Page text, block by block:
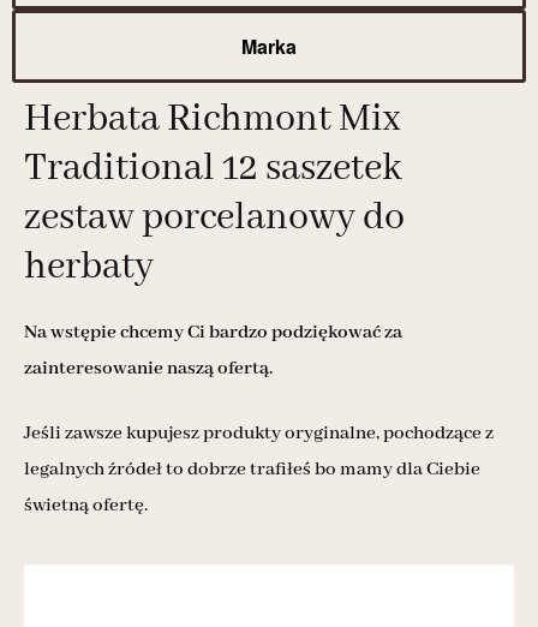
Marka
Herbata Richmont Mix
Traditional 12 saszetek
zestaw porcelanowy do
herbaty
Na wstępie chcemy Ci bardzo podziękować za
zainteresowanie naszą ofertą.
Jeśli zawsze kupujesz produkty oryginalne, pochodzące z
legalnych źródeł to dobrze trafiłeś bo mamy dla Ciebie
świetną ofertę.